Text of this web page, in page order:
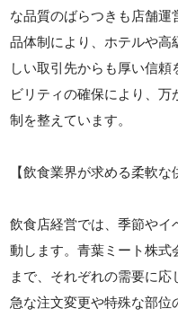
な品質のばらつきも店舗
品体制により、ホテルや
しい取引先からも厚い信
ビリティの確保により、
制を整えています。
【飲食業界が求める柔軟な
飲食店経営では、季節や
動します。青葉ミート株
まで、それぞれの需要に応
急な注文変更や特殊な部位